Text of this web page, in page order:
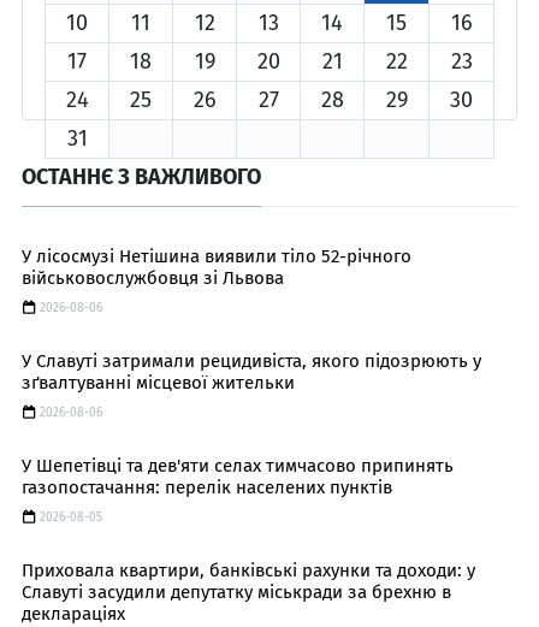
10
11 12 13 14 15
16
17
18 19 20 21 22
23
24
25 26 27 28 29
30
31
ОСТАННЄ З ВАЖЛИВОГО
У лісосмузі Нетішина виявили тіло 52-річного
військовослужбовця зі Львова
2026-08-06
У Славуті затримали рецидивіста, якого підозрюють у
зґвалтуванні місцевої жительки
2026-08-06
У Шепетівці та дев'яти селах тимчасово припинять
газопостачання: перелік населених пунктів
2026-08-05
Приховала квартири, банківські рахунки та доходи: у
Славуті засудили депутатку міськради за брехню в
деклараціях